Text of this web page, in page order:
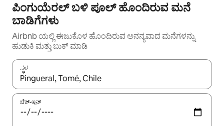
ಪಿಂಗುಯೆರಲ್ ಬಳಿ ಪೂಲ್ ಹೊಂದಿರುವ ಮನೆ
ಬಾಡಿಗೆಗಳು
Airbnb ಯಲ್ಲಿ ಈಜುಕೊಳ ಹೊಂದಿರುವ ಅನನ್ಯವಾದ ಮನೆಗಳನ್ನು
ಹುಡುಕಿ ಮತ್ತು ಬುಕ್ ಮಾಡಿ
ಸ್ಥಳ
ಫಲಿತಾಂಶಗಳು ಲಭ್ಯವಿರುವಾಗ, ಅಪ್ ಮತ್ತು ಡೌನ್ ಬಾಣದ ಕೀಲಿಗಳೊಂದಿಗೆ
ಚೆಕ್-ಇನ್